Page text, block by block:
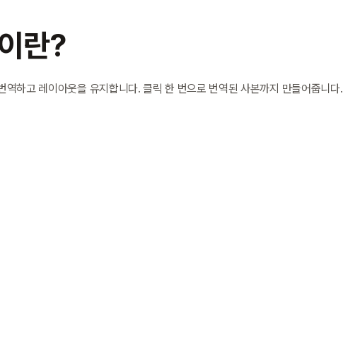
란?
하고 레이아웃을 유지합니다. 클릭 한 번으로 번역된 사본까지 만들어줍니다.